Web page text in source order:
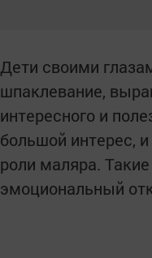
Дети своими
шпаклевание,
интересного и
большой интерес,
роли маляра.
эмоциональный